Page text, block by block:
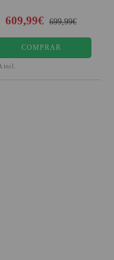
609,99€ 699,99€
COMPRAR
incl.